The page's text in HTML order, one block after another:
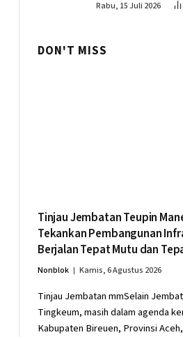
Rabu, 15 Juli 2026
DON'T MISS
Tinjau Jembatan Teupin
Tekankan Pembangunan
Berjalan Tepat Mutu dan
Nonblok Kamis, 6 Agustus 2026
Tinjau Jembatan mmSelain
Tingkeum, masih dalam agenda
Kabupaten Bireuen, Provinsi